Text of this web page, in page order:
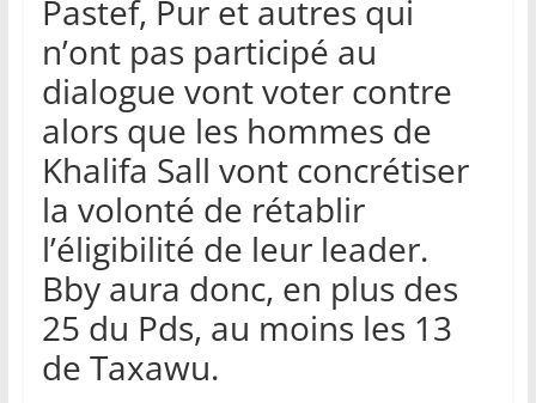
Pastef, Pur et autres qui
n’ont pas participé au
dialogue vont voter contre
alors que les hommes de
Khalifa Sall vont concrétiser
la volonté de rétablir
l’éligibilité de leur leader.
Bby aura donc, en plus des
25 du Pds, au moins les 13
de Taxawu.